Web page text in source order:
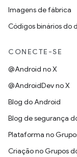
Imagens de fábrica
Códigos binários do
CONECTE-SE
@Android no X
@AndroidDev no X
Blog do Android
Blog de segurança
Plataforma no
Criação no Grupos